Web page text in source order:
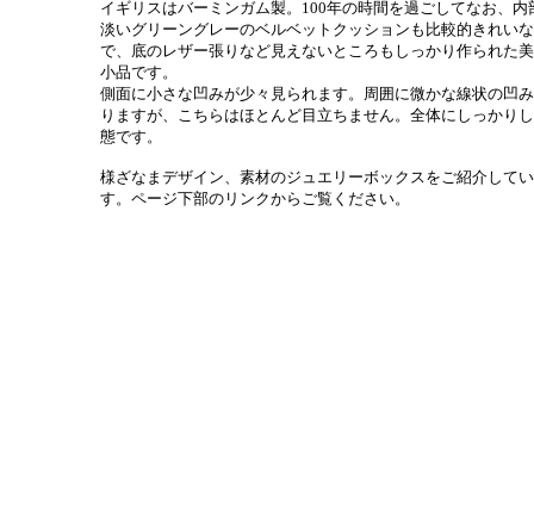
イギリスはバーミンガム製。100年の時間を過ごしてなお、内
淡いグリーングレーのベルベットクッションも比較的きれい
で、底のレザー張りなど見えないところもしっかり作られた
小品です。
側面に小さな凹みが少々見られます。周囲に微かな線状の凹
りますが、こちらはほとんど目立ちません。全体にしっかり
態です。
様ざなまデザイン、素材のジュエリーボックスをご紹介して
す。ページ下部のリンクからご覧ください。